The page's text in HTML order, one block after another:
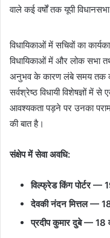
वाले कई वर्षों तक यूपी
विधायिकाओं में सचिवों का
विधायिकाओं में और लोक सभा
अनुभव के कारण लंबे समय तक
सर्वश्रेष्ठ विधायी विशेषज्ञों में से
आवश्यकता पड़ने पर उनका
की बात है।
संक्षेप में सेवा अवधि:
विल्फ्रेड किंग पोर्टर —
देवकी नंदन मित्तल —
प्रदीप कुमार दुबे — 18